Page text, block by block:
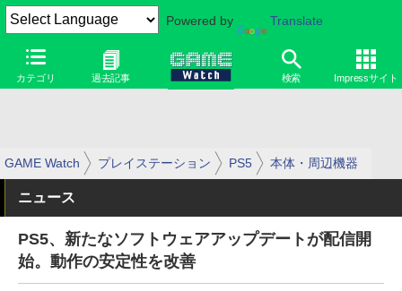
Powered by Translate
カテゴリ 過去記事 検索 Impressサイト
GAME Watch プレイステーション PS5 本体・周辺機器
ニュース
PS5、新たなソフトウェアアップデートが配信開
始。動作の安定性を改善